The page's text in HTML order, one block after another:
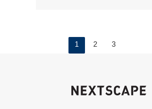
1 2 3